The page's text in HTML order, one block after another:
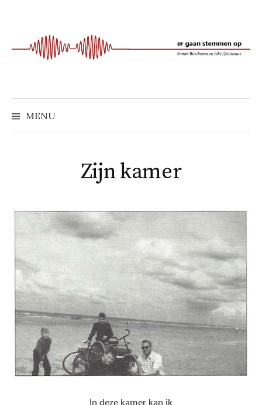
springen
MENU
Zijn kamer
In deze kamer kan ik